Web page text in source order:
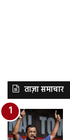
ताज़ा समाचार